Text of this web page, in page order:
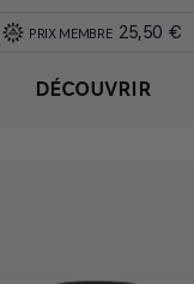
PRIX MEMBRE 25,50 €
DÉCOUVRIR